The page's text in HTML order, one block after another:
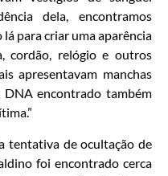
dela, encontramos
para criar uma aparência
cordão, relógio e outros
apresentavam manchas
DNA encontrado também
tentativa de ocultação de
foi encontrado cerca